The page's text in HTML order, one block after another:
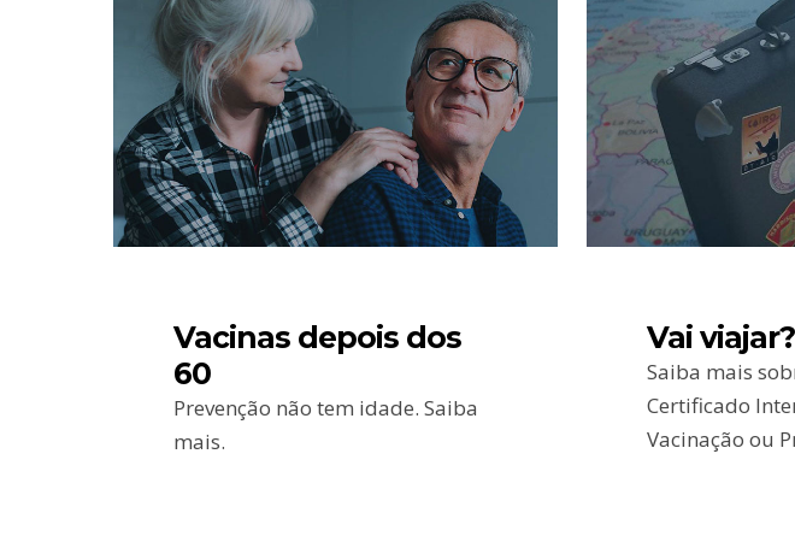
Vacinas depois dos
60
Prevenção não tem idade. Saiba
mais.
Vai viajar?
Saiba mais
Certificado
Vacinação ou